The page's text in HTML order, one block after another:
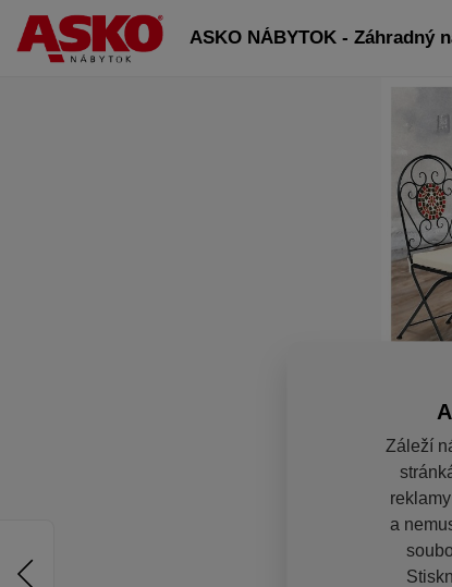
ASKO NÁBYTOK - Záhradný
Záleží
a